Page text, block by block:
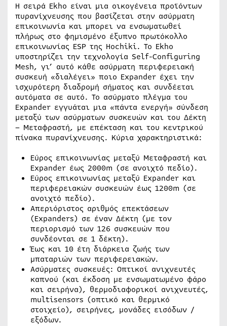
Η σειρά Ekho είναι μια οικογένεια προϊόντων
πυρανίχνευσης που βασίζεται στην ασύρματη
επικοινωνία και μπορει να ενσωματωθεί
πλήρως στο φημισμένο έξυπνο πρωτόκολλο
επικοινωνίας ESP της Hochiki. Το Ekho
υποστηρίζει την τεχνολογία Self-Configuring
Mesh, γι’ αυτό κάθε ασύρματη περιφερειακή
συσκευή «διαλέγει» ποιο Expander έχει την
ισχυρότερη διαδρομή σήματος και συνδέεται
αυτόματα σε αυτό. Το ασύρματο πλέγμα του
Expander εγγυάται μια «πάντα ενεργή» σύνδεση
μεταξύ των ασύρματων συσκευών και του Δέκτη
– Μεταφραστή, με επέκταση και του κεντρικού
πίνακα πυρανίχνευσης. Κύρια χαρακτηριστικά:
Εύρος επικοινωνίας μεταξύ Μεταφραστή και
Expander έως 2000m (σε ανοιχτό πεδίο).
Εύρος επικοινωνίας μεταξύ Expander και
περιφερειακών συσκευών έως 1200m (σε
ανοιχτό πεδίο).
Απεριόριστος αριθμός επεκτάσεων
(Expanders) σε έναν Δέκτη (με τον
περιορισμό των 126 συσκευών που
συνδέονται σε 1 δέκτη).
Έως και 10 έτη διάρκεια ζωής των
μπαταριών των περιφερειακών.
Ασύρματες συσκευές: Οπτικοί ανιχνευτές
καπνού (και έκδοση με ενσωματωμένο φάρο
και σειρήνα), θερμοδιαφορικοί ανιχνευτές,
multisensors (οπτικό και θερμικό
στοιχείο), σειρήνες, μονάδες εισόδων /
εξόδων.